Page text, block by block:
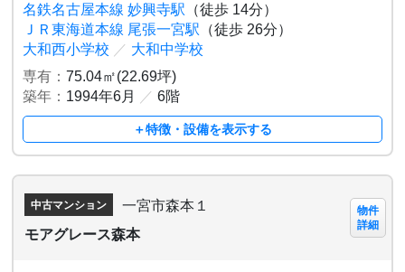
名鉄名古屋本線 妙興寺駅 （徒歩 14分）
ＪＲ東海道本線 尾張一宮駅 （徒歩 26分）
大和西小学校 ／ 大和中学校
専有：75.04㎡(22.69坪)
築年： 1994年6月 ／ 6階
＋特徴・設備を表示する
中古マンション
一宮市森本１
モアグレース森本
物件
詳細